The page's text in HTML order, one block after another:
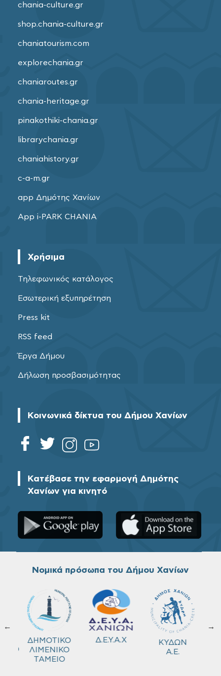
chania-culture.gr
shop.chania-culture.gr
chaniatourism.com
explorechania.gr
chaniaroutes.gr
chania-heritage.gr
pinakothiki-chania.gr
librarychania.gr
chaniahistory.gr
c-a-m.gr
app Δημότης Χανίων
App i-PARK CHANIA
Χρήσιμα
Τηλεφωνικός κατάλογος
Εσωτερική εξυπηρέτηση
Press kit
RSS feed
Έργα Δήμου
Δήλωση προσβασιμότητας
Κοινωνικά δίκτυα του Δήμου Χανίων
Κατέβασε την εφαρμογή Δημότης
Χανίων για κινητό
Νομικά πρόσωπα του Δήμου Χανίων
←
ΔΗΜΟΤΙΚΟ
ΛΙΜΕΝΙΚΟ
ΤΑΜΕΙΟ
Δ.Ε.Υ.Α.Χ
ΚΥΔΩΝ
Α.Ε.
→